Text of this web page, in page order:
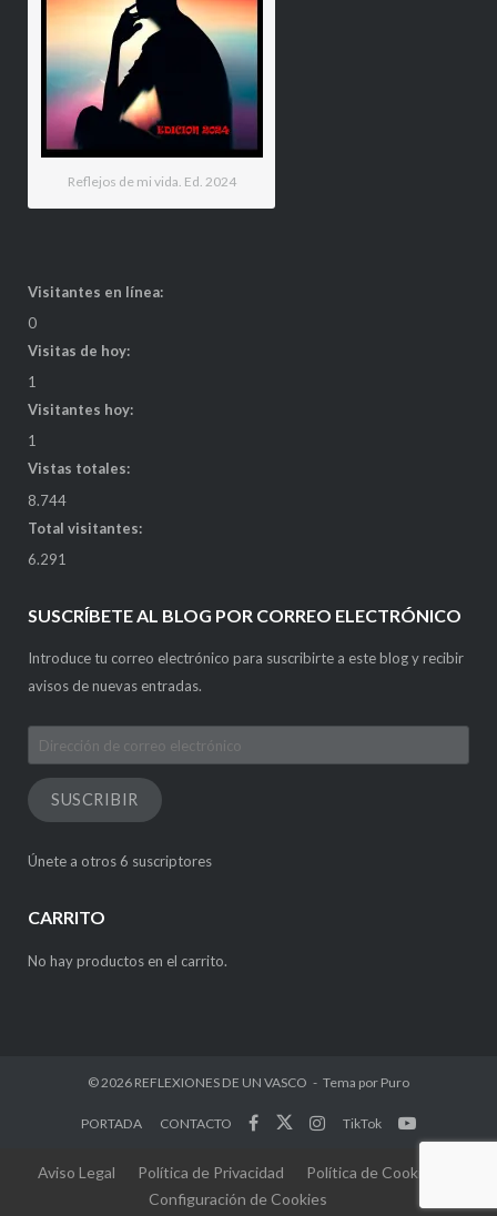
Reflejos de mi vida. Ed. 2024
Visitantes en línea:
0
Visitas de hoy:
1
Visitantes hoy:
1
Vistas totales:
8.744
Total visitantes:
6.291
SUSCRÍBETE AL BLOG POR CORREO ELECTRÓNICO
Introduce tu correo electrónico para suscribirte a este blog y recibir
avisos de nuevas entradas.
Dirección
de
correo
electrónico
SUSCRIBIR
Únete a otros 6 suscriptores
CARRITO
No hay productos en el carrito.
© 2026 REFLEXIONES DE UN VASCO Tema por Puro
PORTADA CONTACTO TikTok
Aviso Legal Política de Privacidad
Política de Cookies
Configuración de Cookies